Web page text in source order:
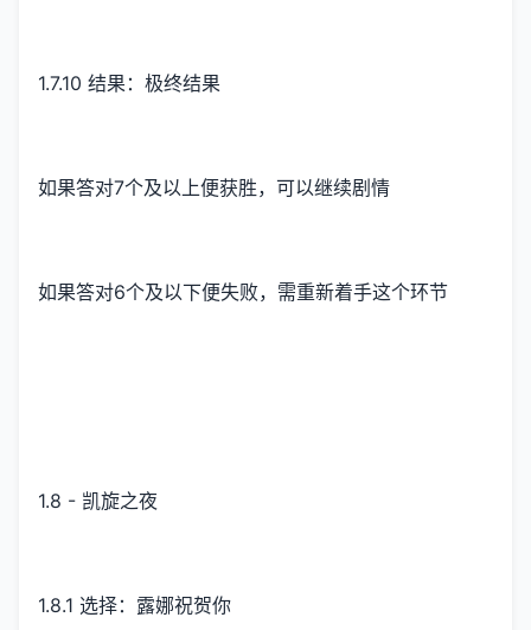
1.7.10 结果：极终结果
如果答对7个及以上便获胜，可以继续剧情
如果答对6个及以下便失败，需重新着手这个环节
1.8 - 凯旋之夜
1.8.1 选择：露娜祝贺你